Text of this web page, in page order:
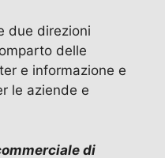
due direzioni
delle
e informazione e
le aziende e
di